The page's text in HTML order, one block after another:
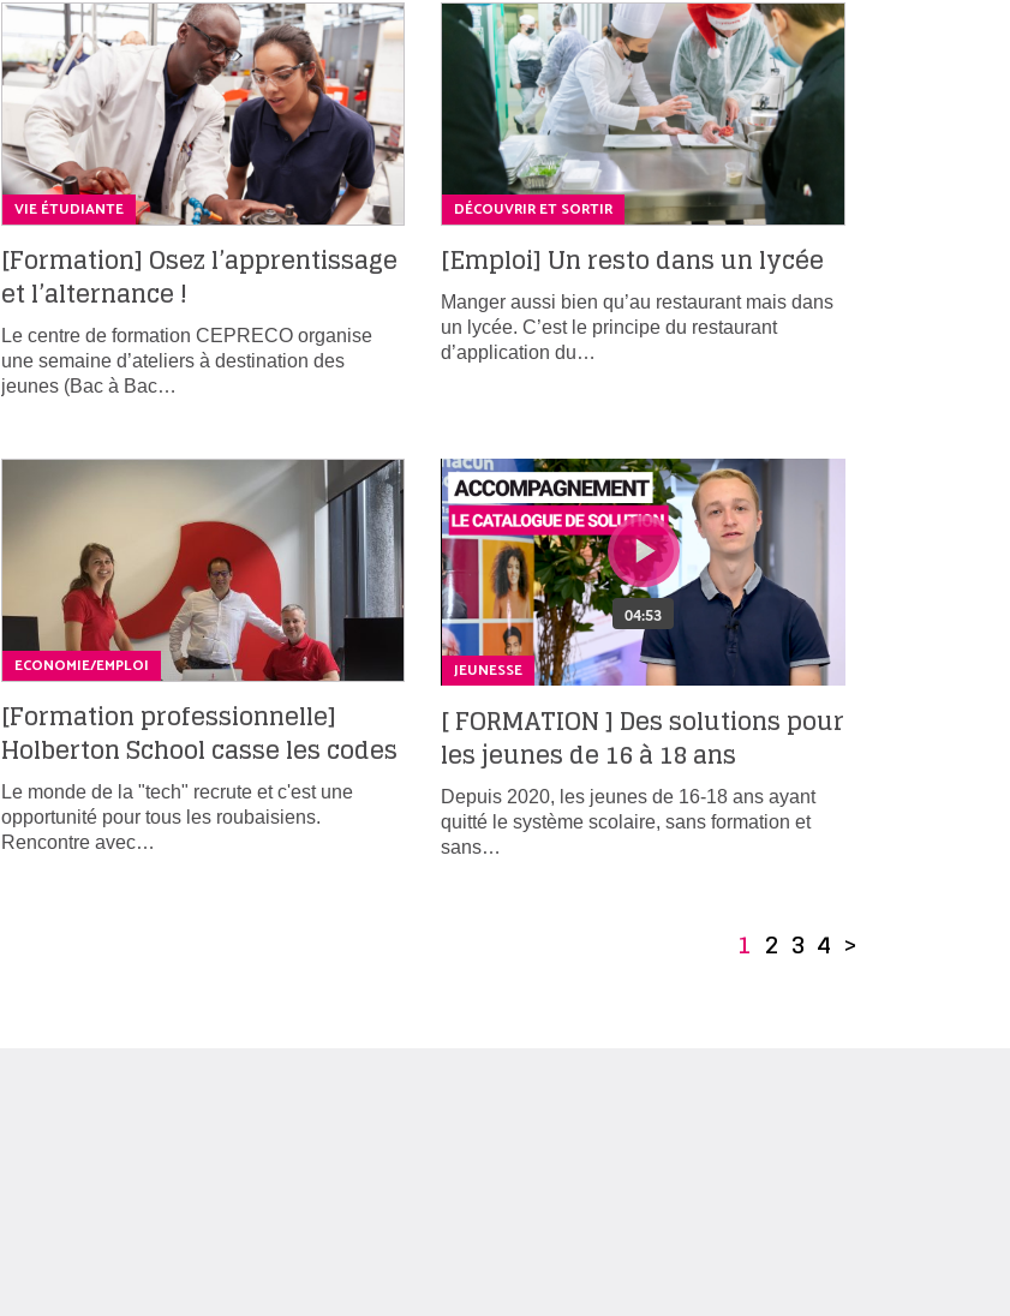
VIE ÉTUDIANTE
[Formation] Osez l’apprentissage
et l’alternance !
Le centre de formation CEPRECO organise
une semaine d’ateliers à destination des
jeunes (Bac à Bac…
DÉCOUVRIR ET SORTIR
[Emploi] Un resto dans un lycée
Manger aussi bien qu’au restaurant mais dans
un lycée. C’est le principe du restaurant
d’application du…
ECONOMIE/EMPLOI
[Formation professionnelle]
Holberton School casse les codes
Le monde de la "tech" recrute et c'est une
opportunité pour tous les roubaisiens.
Rencontre avec…
JEUNESSE
[ FORMATION ] Des solutions pour
les jeunes de 16 à 18 ans
Depuis 2020, les jeunes de 16-18 ans ayant
quitté le système scolaire, sans formation et
sans…
1 2 3 4 >